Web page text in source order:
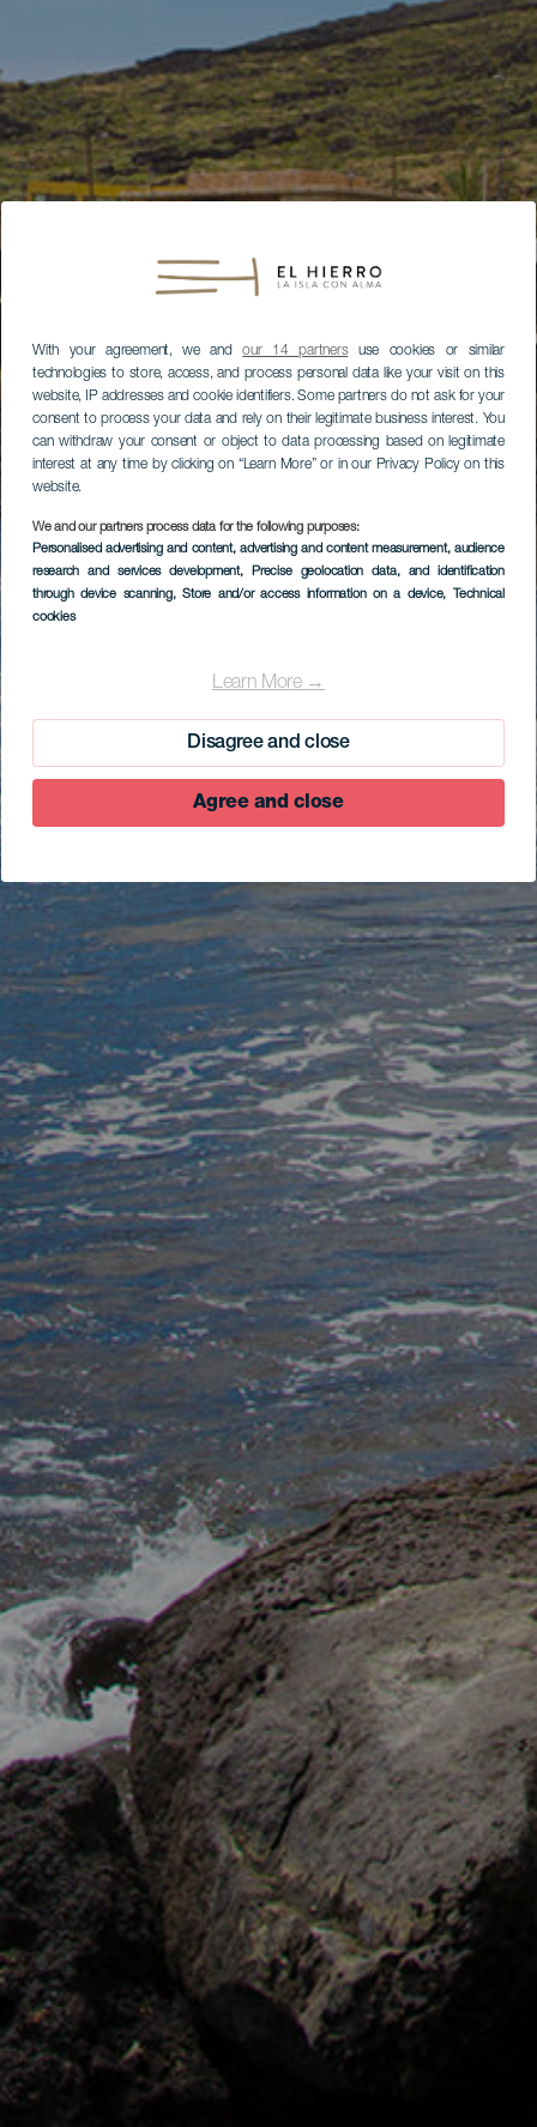
With your agreement, we andour 14 partnersuse cookies or similar
technologies to store, access, and process personal data like your visit on this
website, IP addresses and cookie identifiers. Some partners do not ask for your
consent to process your data and rely on their legitimate business interest. You
can withdraw your consent or object to data processing based on legitimate
interest at any time by clicking on “Learn More” or in our Privacy Policy on this
website.
We and our partners process data for the following purposes:
Personalised advertising and content, advertising and content measurement, audience
research and services development, Precise geolocation data, and identification
through device scanning, Store and/or access information on a device, Technical
cookies
Learn More →
Disagree and close
Agree and close